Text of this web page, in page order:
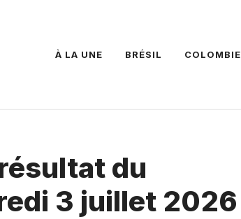
À LA UNE BRÉSIL COLOMBIE
du
3 juillet 2026